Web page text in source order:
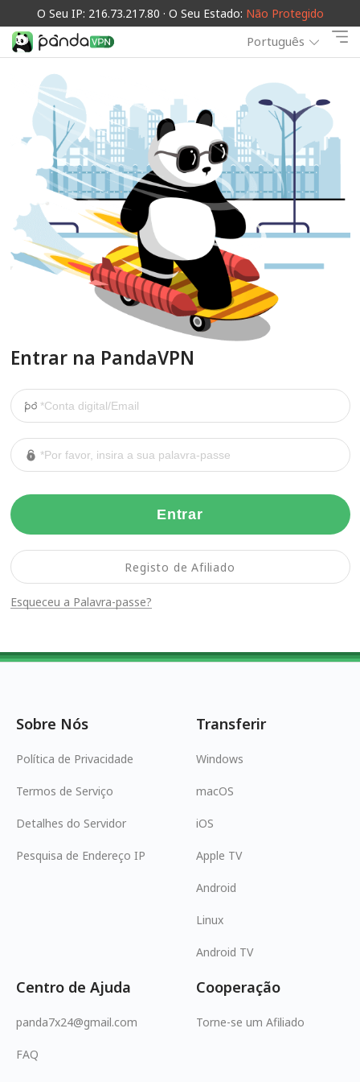
O Seu IP: 216.73.217.80 · O Seu Estado: Não Protegido
Português
Entrar na PandaVPN
Entrar
Esqueceu a Palavra-passe?
Registo de Afiliado
Sobre Nós
Política de Privacidade
Termos de Serviço
Detalhes do Servidor
Pesquisa de Endereço IP
Transferir
Windows
macOS
iOS
Apple TV
Android
Linux
Android TV
Centro de Ajuda
panda7x24@gmail.com
FAQ
Cooperação
Torne-se um Afiliado